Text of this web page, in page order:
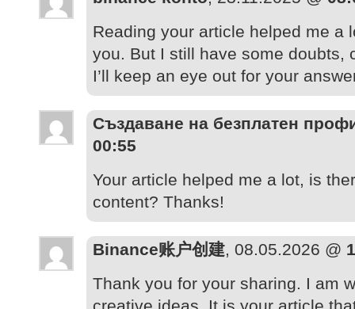
Reading your article helped me a
you. But I still have some doubts,
I’ll keep an eye out for your
Създаване на безплатен
00:55
Your article helped me a lot, is
content? Thanks!
Binance账户创建, 08.05.2026 @
Thank you for your sharing. I am